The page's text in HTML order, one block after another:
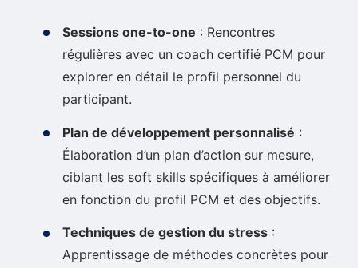
Sessions one-to-one : Rencontres
régulières avec un coach certifié PCM pour
explorer en détail le profil personnel du
participant.
Plan de développement personnalisé :
Élaboration d’un plan d’action sur mesure,
ciblant les soft skills spécifiques à améliorer
en fonction du profil PCM et des objectifs.
Techniques de gestion du stress :
Apprentissage de méthodes concrètes pour